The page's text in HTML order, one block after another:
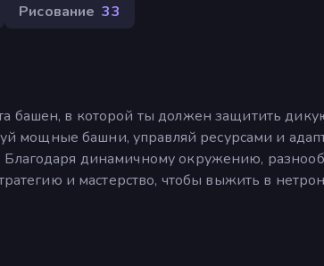
Рисование 33
башен, в которой ты должен защитить
мощные башни, управляй ресурсами и
Благодаря динамичному окружению,
и мастерство, чтобы выжить в